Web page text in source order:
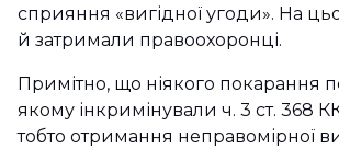
сприяння «вигідної угоди». На
й затримали правоохоронці.
Примітно, що ніякого покарання
якому інкримінували ч. 3 ст. 368
тобто отримання неправомірної